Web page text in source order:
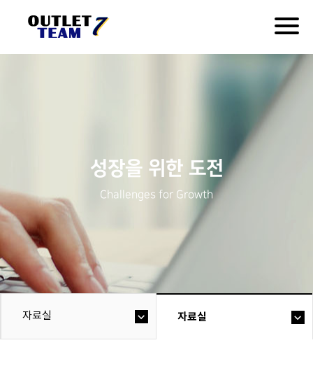
성장을 위한 도전
Challenges for Growth
자료실 자료실